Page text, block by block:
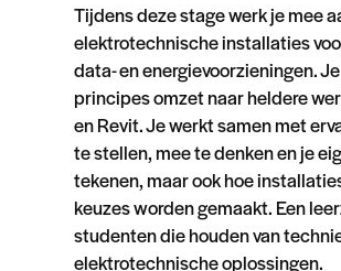
Tijdens deze stage werk je mee
elektrotechnische installaties
data- en energievoorzieningen.
principes omzet naar heldere
en Revit. Je werkt samen met
te stellen, mee te denken en je
tekenen, maar ook hoe
keuzes worden gemaakt. Een
studenten die houden van
elektrotechnische oplossingen.